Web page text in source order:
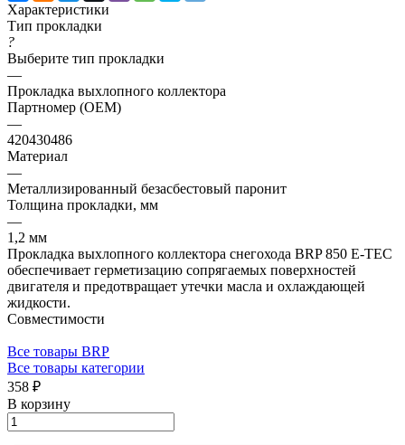
Характеристики
Тип прокладки
?
Выберите тип прокладки
—
Прокладка выхлопного коллектора
Партномер (OEM)
—
420430486
Материал
—
Металлизированный безасбестовый паронит
Толщина прокладки, мм
—
1,2 мм
Прокладка выхлопного коллектора снегохода BRP 850 E-TEC
обеспечивает герметизацию сопрягаемых поверхностей
двигателя и предотвращает утечки масла и охлаждающей
жидкости.
Совместимости
Все товары BRP
Все товары категории
358 ₽
В корзину